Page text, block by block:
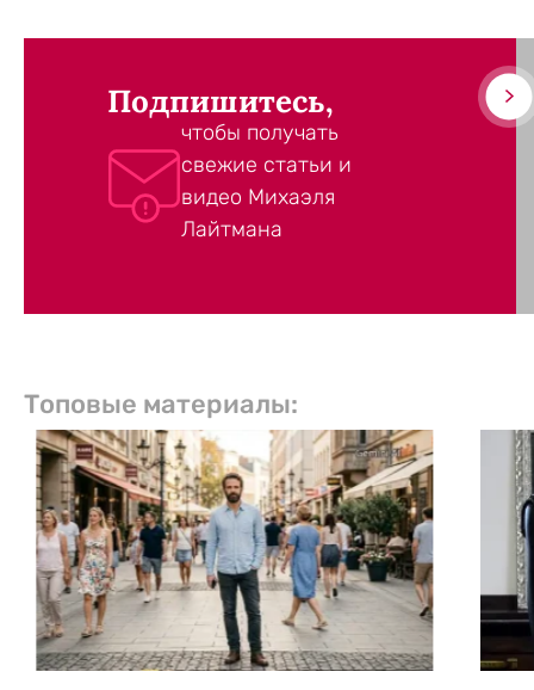
Подпишитесь,
чтобы получать
свежие статьи и
видео Михаэля
Лайтмана
Топовые материалы: